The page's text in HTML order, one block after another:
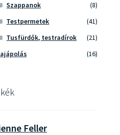
Szappanok
(8)
Testpermetek
(41)
Tusfürdők, testradírok
(21)
(16)
Feller